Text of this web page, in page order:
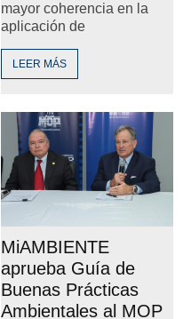
mayor coherencia en la
aplicación de
LEER MÁS
MiAMBIENTE
aprueba Guía de
Buenas Prácticas
Ambientales al MOP